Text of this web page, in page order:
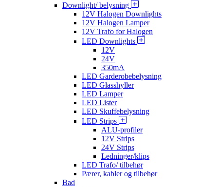
Downlight/ belysning
12V Halogen Downlights
12V Halogen Lamper
12V Trafo for Halogen
LED Downlights
12V
24V
350mA
LED Garderobebelysning
LED Glasshyller
LED Lamper
LED Lister
LED Skuffebelysning
LED Strips
ALU-profiler
12V Strips
24V Strips
Ledninger/klips
LED Trafo/ tilbehør
Pærer, kabler og tilbehør
Bad